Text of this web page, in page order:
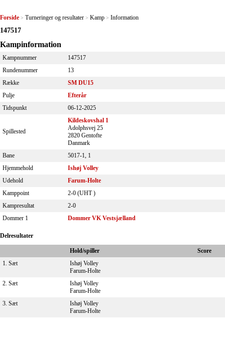
Forside > Turneringer og resultater > Kamp > Information
147517
Kampinformation
Kampnummer
147517
Rundenummer
13
Række
SM DU15
Pulje
Efterår
Tidspunkt
06-12-2025
Spillested
Kildeskovshal 1
Adolphsvej 25
2820 Gentofte
Danmark
Bane
5017-1, 1
Hjemmehold
Ishøj Volley
Udehold
Farum-Holte
Kamppoint
2-0 (UHT)
Kampresultat
2-0
Dommer 1
Dommer VK Vestsjælland
Delresultater
Hold/spiller
Score
1. Sæt
Ishøj Volley
Farum-Holte
2. Sæt
Ishøj Volley
Farum-Holte
3. Sæt
Ishøj Volley
Farum-Holte